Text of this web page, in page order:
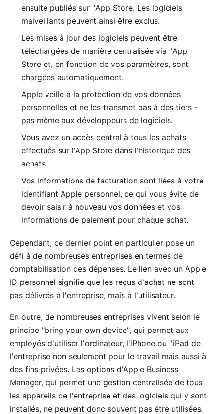
ensuite publiés sur l'App Store. Les logiciels
malveillants peuvent ainsi être exclus.
Les mises à jour des logiciels peuvent être
téléchargées de manière centralisée via l'App
Store et, en fonction de vos paramètres, sont
chargées automatiquement.
Apple veille à la protection de vos données
personnelles et ne les transmet pas à des tiers -
pas même aux développeurs de logiciels.
Vous avez un accès central à tous les achats
effectués sur l'App Store dans l'historique des
achats.
Vos informations de facturation sont liées à votre
identifiant Apple personnel, ce qui vous évite de
devoir saisir à nouveau vos données et vos
informations de paiement pour chaque achat.
Cependant, ce dernier point en particulier pose un
défi à de nombreuses entreprises en termes de
comptabilisation des dépenses. Le lien avec un Apple
ID personnel signifie que les reçus d'achat ne sont
pas délivrés à l'entreprise, mais à l'utilisateur.
En outre, de nombreuses entreprises vivent selon le
principe "bring your own device", qui permet aux
employés d'utiliser l'ordinateur, l'iPhone ou l'iPad de
l'entreprise non seulement pour le travail mais aussi à
des fins privées. Les options d'Apple Business
Manager, qui permet une gestion centralisée de tous
les appareils de l'entreprise et des logiciels qui y sont
installés, ne peuvent donc souvent pas être utilisées.